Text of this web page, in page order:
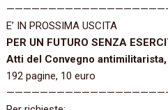
E’ IN PROSSIMA USCITA
PER UN FUTURO SENZA
Atti del Convegno
192 pagine, 10 euro